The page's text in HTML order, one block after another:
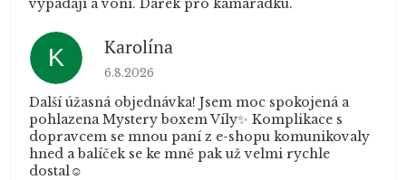
K Karolína
Hodnocení obchodu je 5 z 5 hvězdiček.
6.8.2026
Další úžasná objednávka! Jsem moc spokojená a
pohlazena Mystery boxem Víly✨ Komplikace s
dopravcem se mnou paní z e-shopu komunikovaly
hned a balíček se ke mně pak už velmi rychle
dostal☺️